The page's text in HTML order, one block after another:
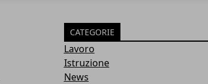
CATEGORIE
Lavoro
Istruzione
News